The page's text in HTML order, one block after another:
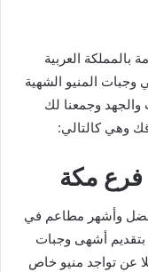
العربية
وجبات المنيو الشهية
والجهد وجمعنا لك
وهي كالتالي:
مكة
وأشهر مطاعم في
بتقديم أشهى وجبات
عن تواجد منيو خاص